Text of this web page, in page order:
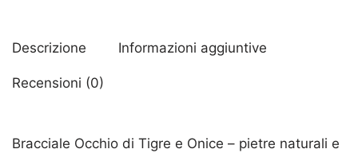
Descrizione Informazioni aggiuntive
Recensioni (0)
Bracciale Occhio di Tigre e Onice – pietre naturali e